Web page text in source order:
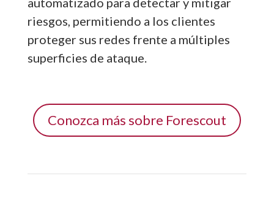
riesgos, permitiendo a los clientes
proteger sus redes frente a múltiples
superficies de ataque.
Conozca más sobre Forescout